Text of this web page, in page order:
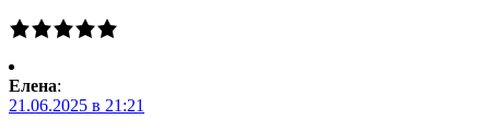
Елена:
21.06.2025 в 21:21